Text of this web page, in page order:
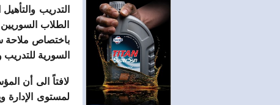
التدريب
باختصاص ملاحة
السورية للتدريب
لافتاً الى أن
لمستوى الإدارة